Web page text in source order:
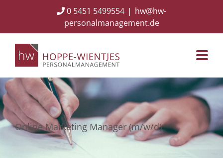
0 5451 5499554 | hw@hw-
personalmanagement.de
Online Marketing Manager (m/w/d)